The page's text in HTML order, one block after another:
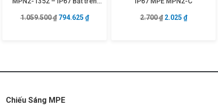
1.059.500₫ Giá gốc là: 1.059.500 ₫.
794.625 ₫Giá hiện tại là: 794.625 ₫.
2.700₫ Giá gốc là: 2.700
2.025 ₫Giá hiện
Chiếu Sáng MPE